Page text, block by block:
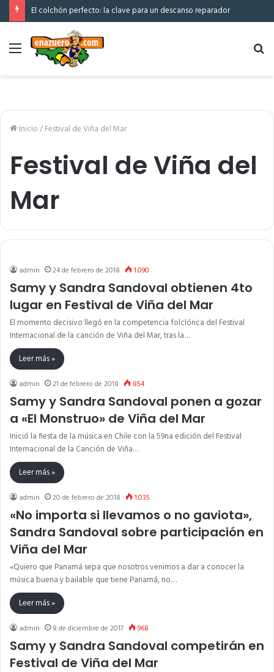
El colchón perfecto: la clave para un descanso reparador
Menú
Inicio/Festival de Viña del Mar
Festival de Viña del
Mar
admin 24 de febrero de 2018 1.090
Samy y Sandra Sandoval obtienen 4to
lugar en Festival de Viña del Mar
El momento decisivo llegó en la competencia folclórica del Festival
Internacional de la canción de Viña del Mar, tras la…
Leer más »
admin 21 de febrero de 2018 854
Samy y Sandra Sandoval ponen a gozar
a «El Monstruo» de Viña del Mar
Inició la fiesta de la música en Chile con la 59na edición del Festival
Internacional de la Canción de Viña…
Leer más »
admin 20 de febrero de 2018 1.035
«No importa si llevamos o no gaviota»,
Sandra Sandoval sobre participación en
Viña del Mar
«Quiero que Panamá sepa que nosotros venimos a dar a conocer la
música buena y bailable que tiene Panamá, no…
Leer más »
admin 8 de diciembre de 2017 968
Samy y Sandra Sandoval competirán en
Festival de Viña del Mar